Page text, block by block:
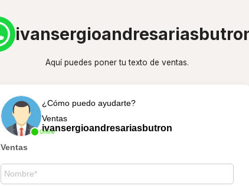
Aquí puedes poner tu texto de ventas.
Online
¿Cómo puedo ayudarte?
Ventas
ivansergioandresariasbutron
Ventas